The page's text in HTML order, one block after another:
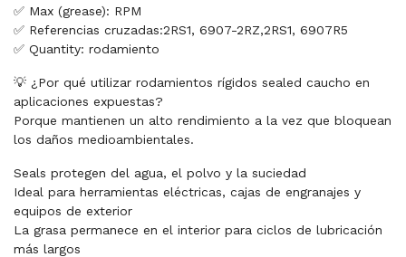
✅ Max (grease): RPM
✅ Referencias cruzadas:2RS1, 6907-2RZ,2RS1, 6907R5
✅ Quantity: rodamiento
💡 ¿Por qué utilizar rodamientos rígidos sealed caucho en
aplicaciones expuestas?
Porque mantienen un alto rendimiento a la vez que bloquean
los daños medioambientales.
Seals protegen del agua, el polvo y la suciedad
Ideal para herramientas eléctricas, cajas de engranajes y
equipos de exterior
La grasa permanece en el interior para ciclos de lubricación
más largos